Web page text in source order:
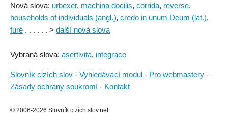
Nová slova: urbexer, machina docilis, corrida, reverse,
households of individuals (angl.), credo in unum Deum (lat.),
furé . . . . . . > další nová slova
Vybraná slova: asertivita, integrace
Slovník cizích slov - Vyhledávací modul - Pro webmastery -
Zásady ochrany soukromí - Kontakt
© 2006-2026 Slovník cizích slov.net